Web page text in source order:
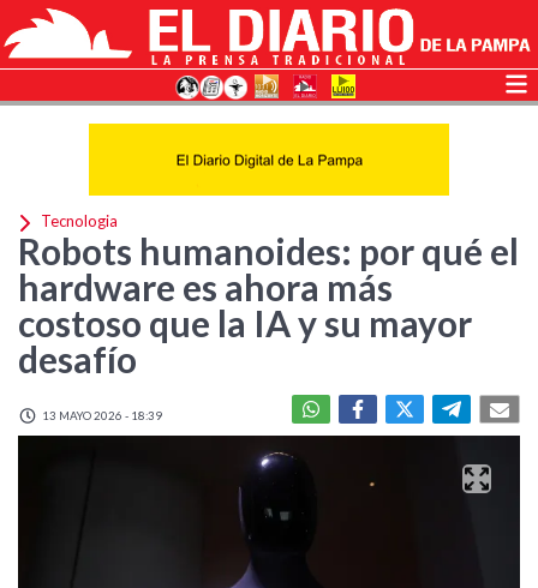
Tecnologia
Robots humanoides: por qué el
hardware es ahora más
costoso que la IA y su mayor
desafío
13 MAYO 2026 - 18:39